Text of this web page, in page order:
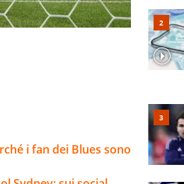
i fan dei Blues sono